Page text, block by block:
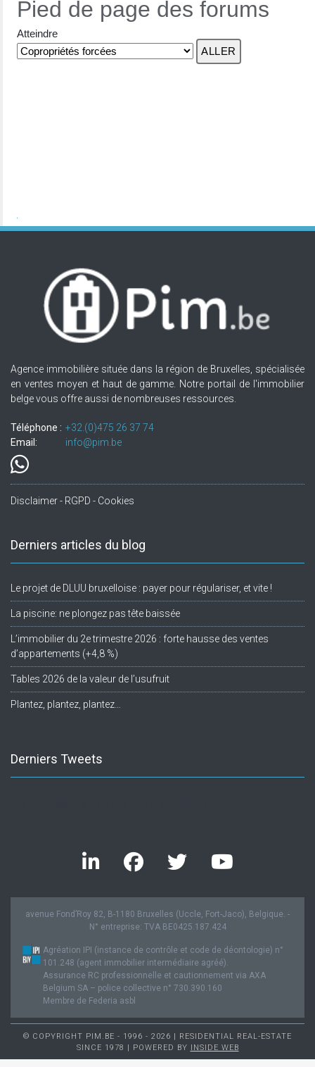
Pied de page des forums
Atteindre
Agence immobilière située dans la région de Bruxelles, spécialisée
en ventes moyen et haut de gamme. Notre portail de l'immobilier
belge vous offre aussi de nombreuses ressources.
Téléphone : +32.(0)475 26 37 74
Email:
info@pim.be
Disclaimer - RGPD - Cookies
Derniers articles du blog
Le projet de DLUU bruxelloise : payer pour régulariser, et vite !
La piscine: ne plongez pas tête baissée
L’immobilier du 2e trimestre 2026 : forte hausse des ventes
d’appartements (+4,8 %)
Tables 2026 de la valeur de l’usufruit
Plantez, plantez, plantez…
Derniers Tweets
avenue Fond’Roy 82, B-1180 Bruxelles (Uccle, Fort-Jaco), Belgique. -
N° entreprise: TVA BE0425.187.424
Agréation IPI (instance de contrôle et code de déontologie) n°
101.248 (agent immobilier intermédiaire agréé).
Assurance RC professionnelle et cautionnement via AXA
Belgium SA – police collective n° 730.390.160
Membre de Federia asbl
© COPYRIGHT PIM.BE - 1996 - 2026 | RESIDENTIAL REAL-ESTATE
SINCE 1978 | POWERED BY
INSIDE WEB